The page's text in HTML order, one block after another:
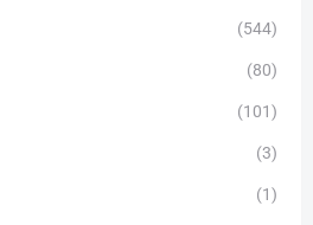
(544)
(80)
(101)
(3)
(1)